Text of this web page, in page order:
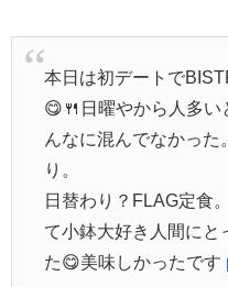
本日は初デートで
😋🍴日曜やから人多い
んなに混んでなかっ
り。
日替わり？FLAG定食
て小鉢大好き人間にと
た😋美味しかったです